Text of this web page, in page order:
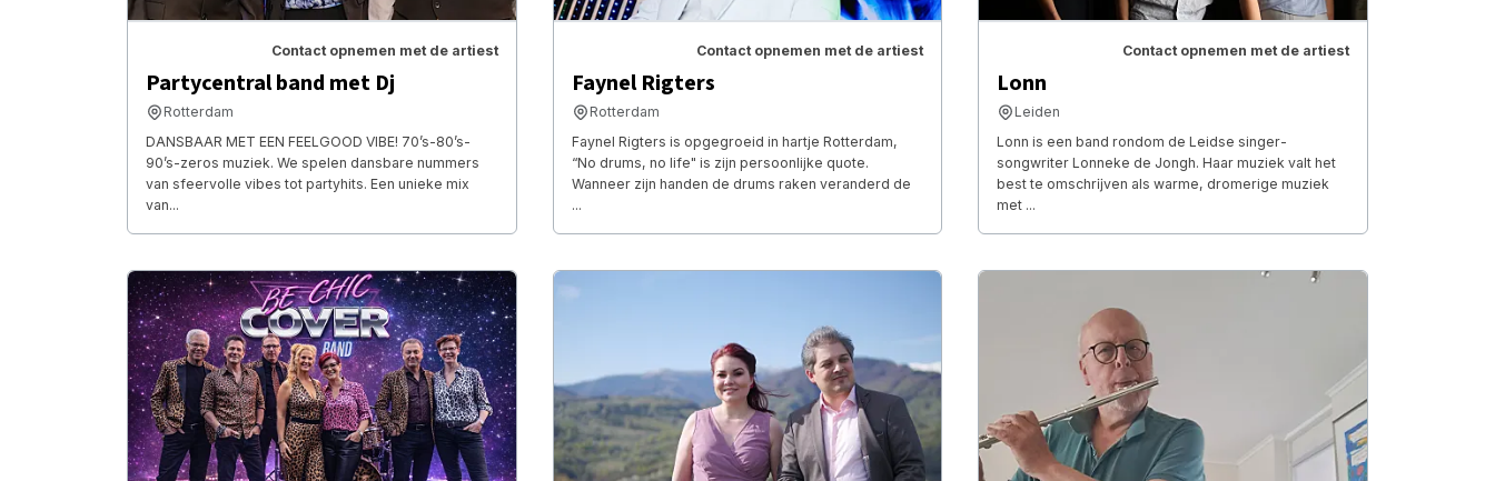
Contact opnemen met de artiest
Partycentral band met Dj
Rotterdam
DANSBAAR MET EEN FEELGOOD VIBE! 70’s-80’s-
90’s-zeros muziek. We spelen dansbare nummers
van sfeervolle vibes tot partyhits. Een unieke mix
van...
Contact opnemen met de artiest
Faynel Rigters
Rotterdam
Faynel Rigters is opgegroeid in hartje Rotterdam,
“No drums, no life" is zijn persoonlijke quote.
Wanneer zijn handen de drums raken veranderd de
...
Contact opnemen met de artiest
Lonn
Leiden
Lonn is een band rondom de Leidse singer-
songwriter Lonneke de Jongh. Haar muziek valt het
best te omschrĳven als warme, dromerige muziek
met ...